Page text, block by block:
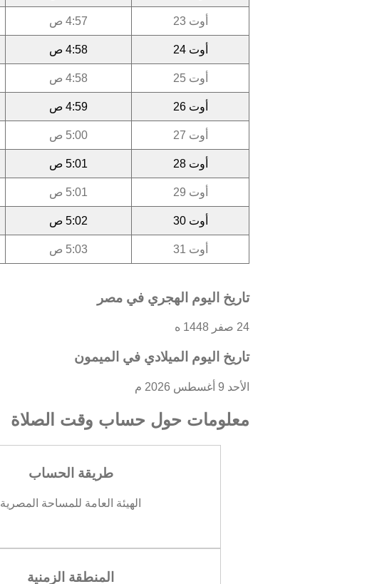
أوت 23 4:57 ص
أوت 24 4:58 ص
أوت 25 4:58 ص
أوت 26 4:59 ص
أوت 27 5:00 ص
أوت 28 5:01 ص
أوت 29 5:01 ص
أوت 30 5:02 ص
أوت 31 5:03 ص
تاريخ اليوم الهجري في مصر
24 صفر 1448 ه
تاريخ اليوم الميلادي في الميمون
الأحد 9 أغسطس 2026 م
معلومات حول حساب وقت الصلاة
طريقة الحساب
الهيئة العامة للمساحة المصرية
المنطقة الزمنية